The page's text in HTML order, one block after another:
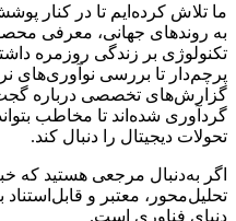
تلاش کرده‌ایم تا در کنار پوشش
روندهای جهانی، معرفی
بر زندگی روزمره
تا بررسی نوآوری‌های
تخصصی درباره
شده‌اند تا مخاطب
دیجیتال را دنبال کند.
به‌دنبال مرجعی هستید که
معتبر و قابل‌استناد
فناوری است.